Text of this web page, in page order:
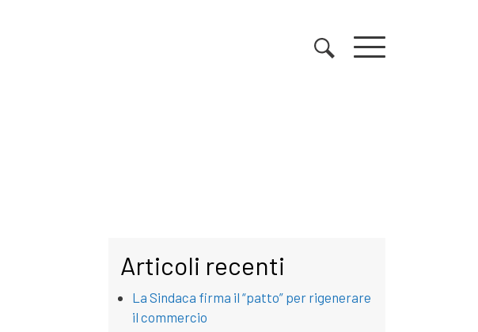
Articoli recenti
La Sindaca firma il “patto” per rigenerare
il commercio